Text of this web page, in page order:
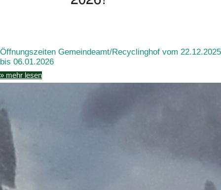
Öffnungszeiten Gemeindeamt/Recyclinghof vom 22.12.2025
bis 06.01.2026
» mehr lesen